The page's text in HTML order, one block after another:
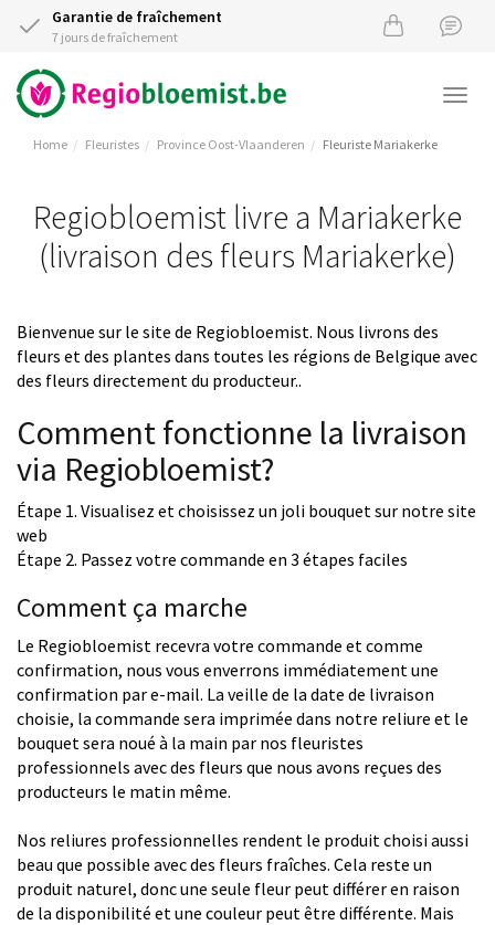
Garantie de fraîchement
7 jours de fraîchement
Home Fleuristes Province Oost-Vlaanderen Fleuriste Mariakerke
Regiobloemist livre a Mariakerke
(livraison des fleurs Mariakerke)
Bienvenue sur le site de Regiobloemist. Nous livrons des
fleurs et des plantes dans toutes les régions de Belgique avec
des fleurs directement du producteur..
Comment fonctionne la livraison
via Regiobloemist?
Étape 1. Visualisez et choisissez un joli bouquet sur notre site
web
Étape 2. Passez votre commande en 3 étapes faciles
Comment ça marche
Le Regiobloemist recevra votre commande et comme
confirmation, nous vous enverrons immédiatement une
confirmation par e-mail. La veille de la date de livraison
choisie, la commande sera imprimée dans notre reliure et le
bouquet sera noué à la main par nos fleuristes
professionnels avec des fleurs que nous avons reçues des
producteurs le matin même.
Nos reliures professionnelles rendent le produit choisi aussi
beau que possible avec des fleurs fraîches. Cela reste un
produit naturel, donc une seule fleur peut différer en raison
de la disponibilité et une couleur peut être différente. Mais